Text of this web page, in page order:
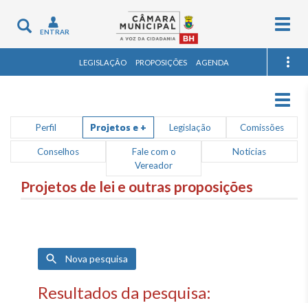
Toggle
navigation
ENTRAR
LEGISLAÇÃO PROPOSIÇÕES AGENDA
Perfil Projetos e + Legislação Comissões
Conselhos
Fale com o
Vereador
Notícias
Projetos de lei e outras proposições
Nova pesquisa
Resultados da pesquisa: